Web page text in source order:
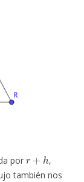
por
,
también nos